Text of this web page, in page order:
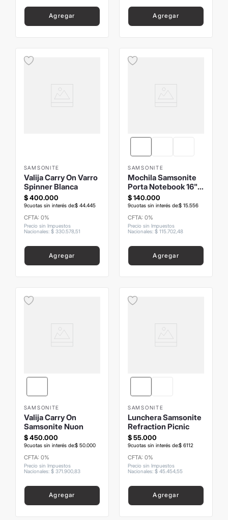
Agregar Agregar
SAMSONITE
Valija Carry On Varro
Spinner Blanca
$ 400.000
9cuotas sin interés de:$ 44.445
CFTA: 0%
Precio sin Impuestos
Nacionales: $ 330.578,51
Agregar
SAMSONITE
Mochila Samsonite
Porta Notebook 16"
Refraction Smithson
$140.000
9cuotas sin interés de:$ 15556
CFTA: 0%
Precio sin Impuestos
Nacionales: $ 115702 48
Agregar
SAMSONITE
Valija Carry On
Samsonite Nuon
$ 450.000
9cuotas sin interés de:$ 50.000
CFTA: 0%
Precio sin Impuestos
Nacionales: $ 371 900,83
Agregar
SAMSONITE
Lunchera Samsonite
Refraction Picnic
$55.000
9cuotas sin interés de:$ 6112
CFTA: 0%
Precio sin Impuestos
Nacionales: $ 4545455
Agregar